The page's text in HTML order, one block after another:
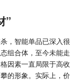
”
，智能单品已深入很
组合体，至今未能走
因素一直局限于高收
的形象。实际上，价